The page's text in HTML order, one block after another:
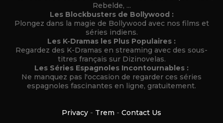
Rebelde, ...
Les Blockbusters de Bollywood :
Plongez dans la magie de Bollywood avec nos films et
séries indiens.
Les K-Dramas les Plus Populaires :
Regardez des K-Dramas en streaming avec des sous-
titres français sur Dizinovelas.
Les Séries Espagnoles Incontournables :
Ne manquez pas l'occasion de regarder ces séries
espagnoles fascinantes en ligne, gratuitement.
Privacy - Trem - Contact Us